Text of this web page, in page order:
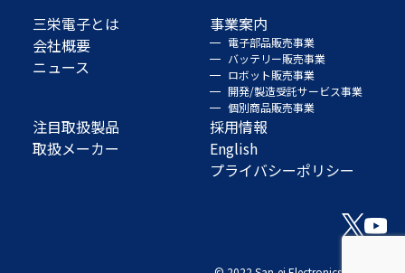
三栄電子とは
会社概要
ニュース
事業案内
電子部品販売事業
バッテリー販売事業
ロボット販売事業
開発/製造受託サービス事業
個別商品販売事業
注目取扱製品
取扱メーカー
採用情報
English
プライバシーポリシー